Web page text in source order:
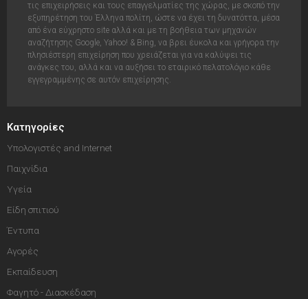
τις επιχειρήσεις και τους επαγγελματίες της χώρας, με σκοπό την
εξυπηρέτηση του Έλληνα πολίτη, ώστε να έχει τη δυνατόττα, μέσα
από ένα εύχρηστο site αλλά και με τη βοήθεια των μηχανών
αναζήτησης Google, Yahoo! & Bing, να βρει έυκολα και γρήγορα την
πλησιέστερη επιχείρηση που χρειάζεται για να καλύψει τις
ανάγκες του, αλλά και να αυξήσει το εταιρικό πελατολόγιο κάθε
εγγεγραμμένης σε αυτόν επιχείρησης.
Κατηγορίες
Υπολογιστές and Internet
Παιχνίδια
Υγεία
Είδη σπιτιού
Έντυπα
Αγορές
Εκπαίδευση
Φαγητό - Διασκέδαση